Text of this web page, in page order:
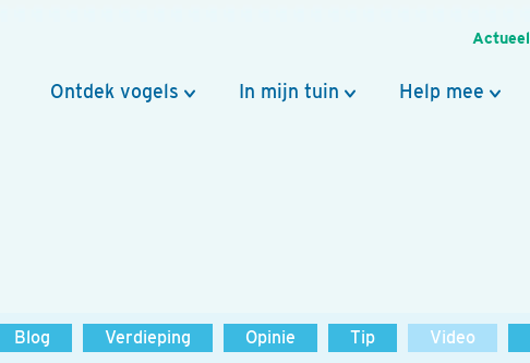
Actueel
Ontdek vogels In mijn tuin Help mee
Blog Verdieping Opinie Tip Video